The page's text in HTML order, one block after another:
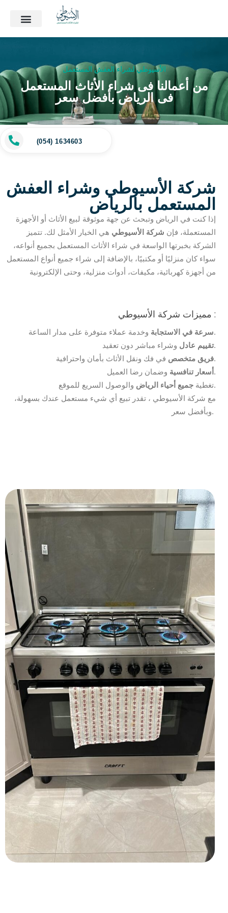
الأسيوطي لشراء العفش المستعمل
من أعمالنا فى شراء الأثاث المستعمل
فى الرياض بأفضل سعر
شركة الأسيوطي وشراء العفش
المستعمل بالرياض
إذا كنت في الرياض وتبحث عن جهة موثوقة لبيع الأثاث أو الأجهزة
المستعملة، فإن شركة الأسيوطي هي الخيار الأمثل لك. تتميز
الشركة بخبرتها الواسعة في شراء الأثاث المستعمل بجميع أنواعه،
سواء كان منزليًا أو مكتبيًا، بالإضافة إلى شراء جميع أنواع المستعمل
من أجهزة كهربائية، مكيفات، أدوات منزلية، وحتى الإلكترونية
مميزات :
سرعة في الاستجابة وخدمة عملاء متوفرة على مدار
الساعة.
تقييم عادل وشراء مباشر دون
تعقيد.
فريق متخصص في فك ونقل الأثاث بأمان
واحترافية.
أسعارتنافسية وضمان رضا
العميل.
تغطية جميع أحياء الرياض والوصول السريع
للموقع.
مع شركة الأسيوطي ، تقدر تبيع أي شيء مستعمل عندك بسهولة،
وبأفضلسعر.
(054) 1634603